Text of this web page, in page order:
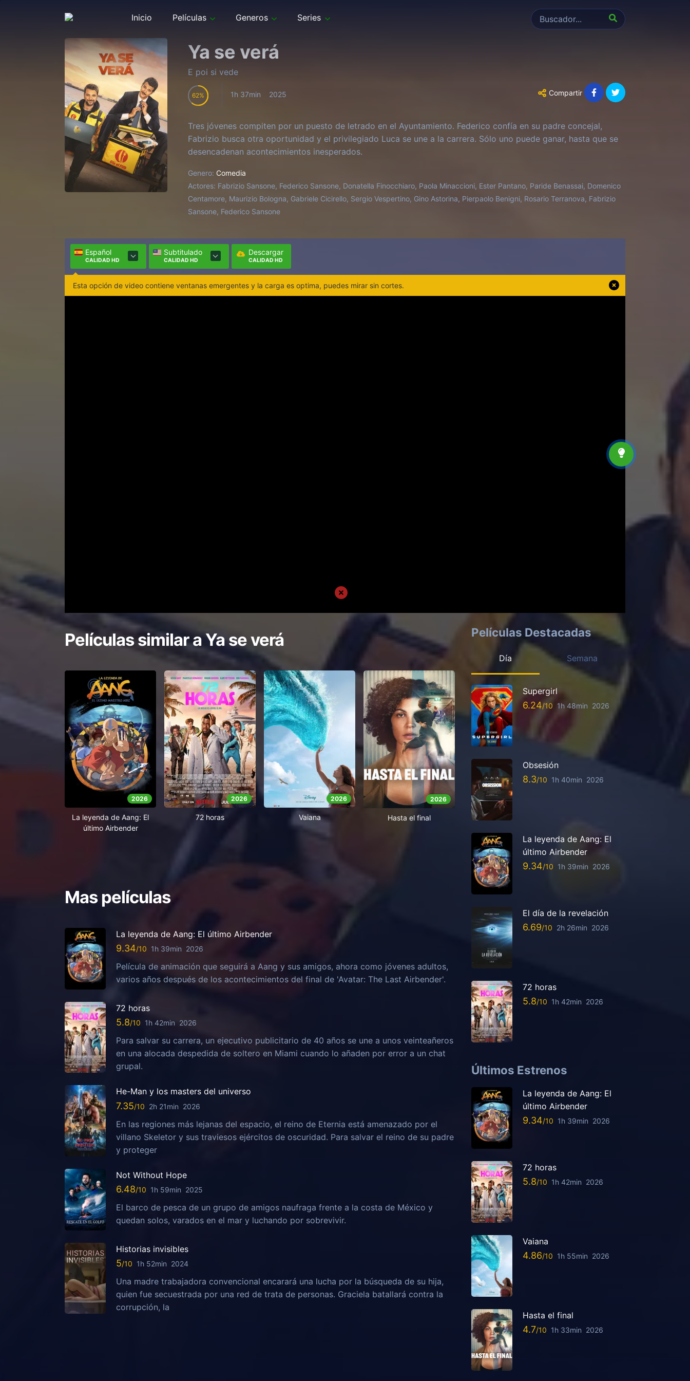
Inicio Películas Generos Series
Ya se verá
E poi si vede
62 1h 37min 2025 Compartir
Tres jóvenes compiten por un puesto de letrado en el Ayuntamiento. Federico confía en su padre concejal,
Fabrizio busca otra oportunidad y el privilegiado Luca se une a la carrera. Sólo uno puede ganar, hasta que se
desencadenan acontecimientos inesperados.
Genero: Comedia
Actores: Fabrizio Sansone, Federico Sansone, Donatella Finocchiaro, Paola Minaccioni, Ester Pantano, Paride Benassai, Domenico
Centamore, Maurizio Bologna, Gabriele Cicirello, Sergio Vespertino, Gino Astorina, Pierpaolo Benigni, Rosario Terranova, Fabrizio
Sansone, Federico Sansone
Español
CALIDAD HD
Subtitulado
CALIDAD HD
Descargar
CALIDAD HD
Esta opción de video contiene ventanas emergentes y la carga es optima, puedes mirar sin cortes.
Películas similar aYa se verá
2026
La leyenda de Aang: El
último Airbender
2026
72 horas
2026
Vaiana
2026
Hasta el final
Mas películas
La leyenda de Aang: El último Airbender
9.34 1h 39min 2026
Película de animación que seguirá a Aang y sus amigos, ahora como jóvenes adultos,
varios años después de los acontecimientos del final de 'Avatar: The Last Airbender'.
72 horas
5.8 1h 42min 2026
Para salvar su carrera, un ejecutivo publicitario de 40 años se une a unos veinteañeros
en una alocada despedida de soltero en Miami cuando lo añaden por error a un chat
grupal.
He-Man y los masters del universo
7.35 2h 21min 2026
En las regiones más lejanas del espacio, el reino de Eternia está amenazado por el
villano Skeletor y sus traviesos ejércitos de oscuridad. Para salvar el reino de su padre
y proteger
Not Without Hope
6.48 1h 59min 2025
El barco de pesca de un grupo de amigos naufraga frente a la costa de México y
quedan solos, varados en el mar y luchando por sobrevivir.
Historias invisibles
5 1h 52min 2024
Una madre trabajadora convencional encarará una lucha por la búsqueda de su hija,
quien fue secuestrada por una red de trata de personas. Graciela batallará contra la
corrupción, la
Películas Destacadas
Día Semana
Supergirl
6.24 1h 48min 2026
Obsesión
8.3 1h 40min 2026
La leyenda de Aang: El
último Airbender
9.34 1h 39min 2026
El día de la revelación
6.69 2h 26min 2026
72 horas
5.8 1h 42min 2026
Últimos Estrenos
La leyenda de Aang: El
último Airbender
9.34 1h 39min 2026
72 horas
5.8 1h 42min 2026
Vaiana
4.86 1h 55min 2026
Hasta el final
4.7 1h 33min 2026